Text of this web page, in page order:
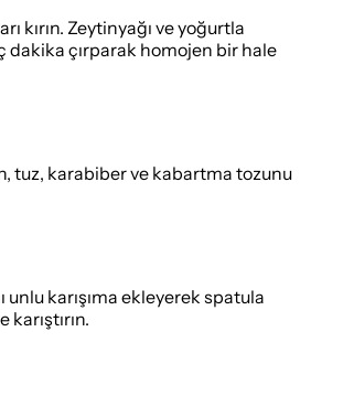
kırın. Zeytinyağı ve yoğurtla
dakika çırparak homojen bir hale
tuz, karabiber ve kabartma tozunu
unlu karışıma ekleyerek spatula
karıştırın.